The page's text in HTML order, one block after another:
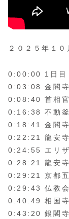
２０２５年１０
0:00:00 1日目
0:03:08 金閣寺
0:08:40 首相官
0:16:38 不動
0:18:41 金閣
0:22:21 龍安寺
0:24:55 エリザ
0:28:21 龍安
0:29:21 京都五
0:29:43 仏教会
0:40:49 相国
0:43:20 銀閣寺